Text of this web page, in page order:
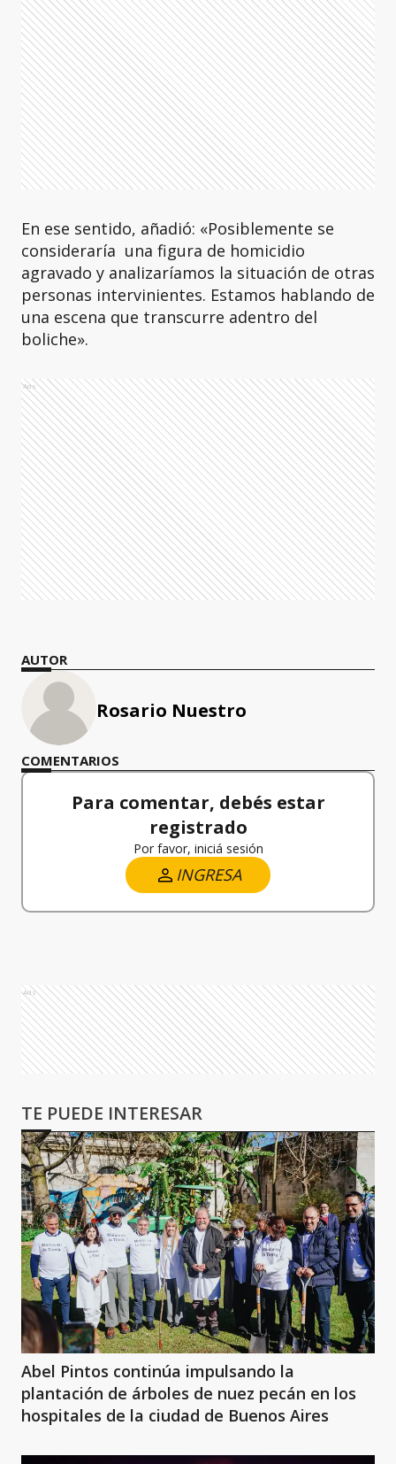
En ese sentido, añadió: «Posiblemente se
consideraría una figura de homicidio
agravado y analizaríamos la situación de otras
personas intervinientes. Estamos hablando de
una escena que transcurre adentro del
boliche».
Ads
AUTOR
Rosario Nuestro
COMENTARIOS
Para comentar, debés estar
registrado
Por favor, iniciá sesión
INGRESA
Ads
TE PUEDE INTERESAR
Abel Pintos continúa impulsando la
plantación de árboles de nuez pecán en los
hospitales de la ciudad de Buenos Aires